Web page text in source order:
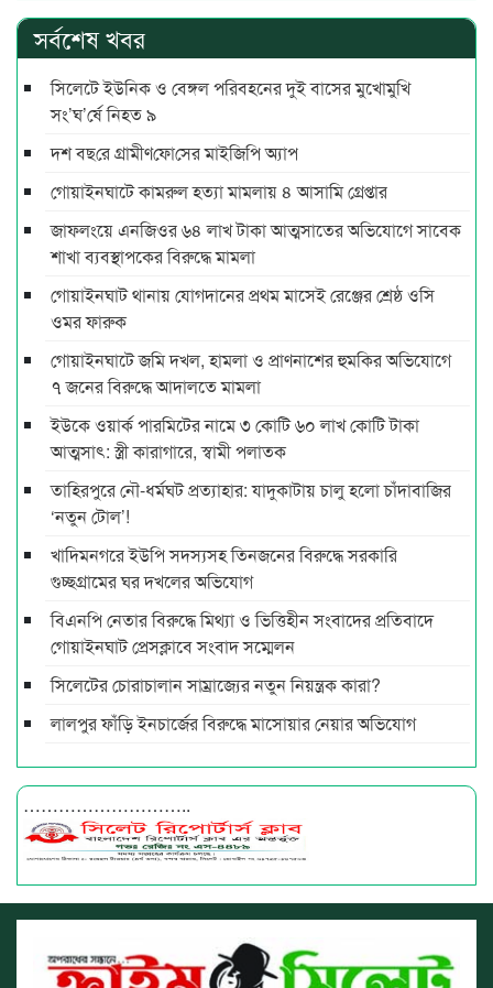
সর্বশেষ খবর
সিলেটে ইউনিক ও বেঙ্গল পরিবহনের দুই বাসের মুখোমুখি
সং’ঘ’র্ষে নিহত ৯
দশ বছ‌রে গ্রামীণ‌ফো‌সের মাইজিপি অ্যাপ
গোয়াইনঘাটে কামরুল হত্যা মামলায় ৪ আসামি গ্রেপ্তার
জাফলংয়ে এনজিওর ৬৪ লাখ টাকা আত্মসাতের অভিযোগে সাবেক
শাখা ব্যবস্থাপকের বিরুদ্ধে মামলা
গোয়াইনঘাট থানায় যোগদানের প্রথম মাসেই রেঞ্জের শ্রেষ্ঠ ওসি
ওমর ফারুক
গোয়াইনঘাটে জমি দখল, হামলা ও প্রাণনাশের হুমকির অভিযোগে
৭ জনের বিরুদ্ধে আদালতে মামলা
ইউকে ওয়ার্ক পারমিটের নামে ৩ কোটি ৬০ লাখ কোটি টাকা
আত্মসাৎ: স্ত্রী কারাগারে, স্বামী পলাতক
তাহিরপুরে নৌ-ধর্মঘট প্রত্যাহার: যাদুকাটায় চালু হলো চাঁদাবাজির
‘নতুন টোল’!
খাদিমনগরে ইউপি সদস্যসহ তিনজনের বিরুদ্ধে সরকারি
গুচ্ছগ্রামের ঘর দখলের অভিযোগ
বিএনপি নেতার বিরুদ্ধে মিথ্যা ও ভিত্তিহীন সংবাদের প্রতিবাদে
গোয়াইনঘাট প্রেসক্লাবে সংবাদ সম্মেলন
সিলেটের চোরাচালান সাম্রাজ্যের নতুন নিয়ন্ত্রক কারা?
লালপুর ফাঁড়ি ইনচার্জের বিরুদ্ধে মাসোয়ার নেয়ার অভিযোগ
………………………..